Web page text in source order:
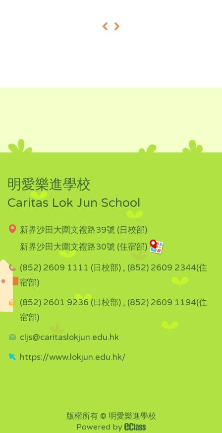
« »
明愛樂進學校
Caritas Lok Jun School
新界沙田大圍文禮路39號 (日校部)
新界沙田大圍文禮路30號 (住宿部)
(852) 2609 1111 (日校部) , (852) 2609 2344(住
宿部)
(852) 2601 9236 (日校部) , (852) 2609 1194(住
宿部)
cljs@caritaslokjun.edu.hk
https://www.lokjun.edu.hk/
版權所有 © 明愛樂進學校
Powered by